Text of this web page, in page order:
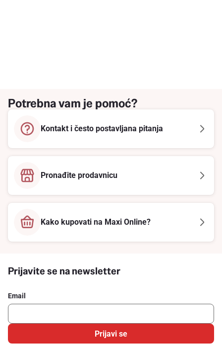
Potrebna vam je pomoć?
Kontakt i često postavljana pitanja
Pronađite prodavnicu
Kako kupovati na Maxi Online?
Prijavite se na newsletter
Email
Prijavi se